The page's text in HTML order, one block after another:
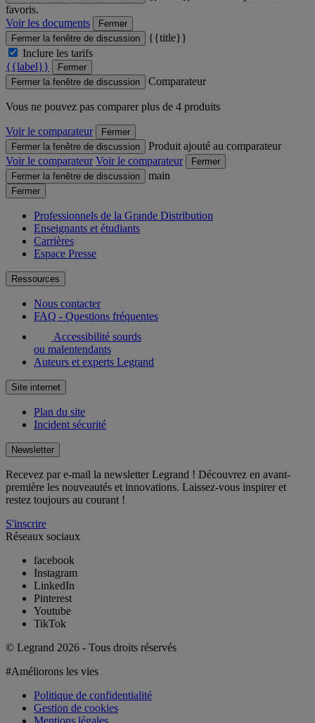
favoris.
Voir les documents
Fermer
Fermer la fenêtre de discussion
{{title}}
Inclure les tarifs
{{label}}
Fermer
Fermer la fenêtre de discussion
Comparateur
Vous ne pouvez pas comparer plus de 4 produits
Voir le comparateur
Fermer
Fermer la fenêtre de discussion
Produit ajouté au comparateur
Voir le comparateur Voir le comparateur
Fermer
Fermer la fenêtre de discussion
main
Fermer
Professionnels de la Grande Distribution
Enseignants et étudiants
Carrières
Espace Presse
Ressources
Nous contacter
FAQ - Questions fréquentes
Accessibilité sourds
ou malentendants
Auteurs et experts Legrand
Site internet
Plan du site
Incident sécurité
Newsletter
Recevez par e-mail la newsletter Legrand ! Découvrez en avant-
première les nouveautés et innovations. Laissez-vous inspirer et
restez toujours au courant !
S'inscrire
Réseaux sociaux
facebook
Instagram
LinkedIn
Pinterest
Youtube
TikTok
© Legrand 2026 - Tous droits réservés
#Améliorons les vies
Politique de confidentialité
Gestion de cookies
Mentions légales